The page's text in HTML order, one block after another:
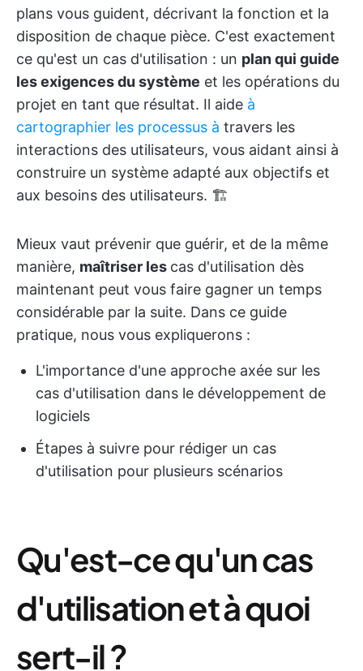
plans vous guident, décrivant la fonction et la
disposition de chaque pièce. C'est exactement
ce qu'est un cas d'utilisation : un plan qui guide
les exigences du système et les opérations du
projet en tant que résultat. Il aide à
cartographier les processus à travers les
interactions des utilisateurs, vous aidant ainsi à
construire un système adapté aux objectifs et
aux besoins des utilisateurs. 🏗️
Mieux vaut prévenir que guérir, et de la même
manière, maîtriser les cas d'utilisation dès
maintenant peut vous faire gagner un temps
considérable par la suite. Dans ce guide
pratique, nous vous expliquerons :
L'importance d'une approche axée sur les
cas d'utilisation dans le développement de
logiciels
Étapes à suivre pour rédiger un cas
d'utilisation pour plusieurs scénarios
Qu'est-ce qu'un cas
d'utilisation et à quoi
sert-il ?